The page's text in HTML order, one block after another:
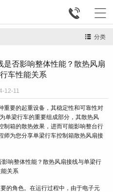


分类
否影响整体性能？散热风扇
车性能关系
12-11
重要的起重设备，其稳定性和可靠性对
单梁行车的重要组成部分，其散热风
制箱的散热效果，进而可能影响整台行
师为您分享单梁行车控制箱散热风扇接
的角色。在运行过程中，由于电子元